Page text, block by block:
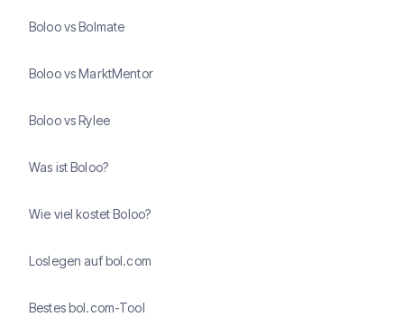
Boloo vs Bolmate
Boloo vs MarktMentor
Boloo vs Rylee
Was ist Boloo?
Wie viel kostet Boloo?
Loslegen auf bol.com
Bestes bol.com-Tool